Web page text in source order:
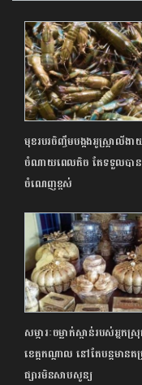
មុខរបរចិញ្ចឹមបង្កងអូស្ត្រាលីង
ចំណាយពេលតិច តែទទួលបា
ចំណេញខ្ពស់
សម្ភារៈចម្លាក់ស្ពាន់របស់អ្នក
ខេត្តកណ្តាល នៅតែបន្តមានត
ផ្សារមិនសាបសូន្យ